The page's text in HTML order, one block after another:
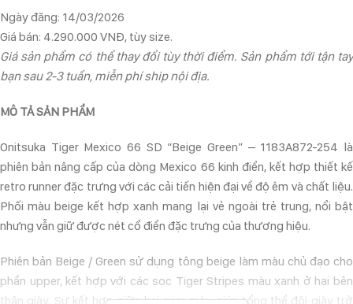
Ngày đăng: 14/03/2026
Giá bán: 4.290.000 VNĐ, tùy size.
Giá sản phẩm có thể thay đổi tùy thời điểm. Sản phẩm tới tận tay
bạn sau 2-3 tuần, miễn phí ship nội địa.
MÔ TẢ SẢN PHẨM
Onitsuka Tiger Mexico 66 SD “Beige Green” – 1183A872-254 là
phiên bản nâng cấp của dòng Mexico 66 kinh điển, kết hợp thiết kế
retro runner đặc trưng với các cải tiến hiện đại về độ êm và chất liệu.
Phối màu beige kết hợp xanh mang lại vẻ ngoài trẻ trung, nổi bật
nhưng vẫn giữ được nét cổ điển đặc trưng của thương hiệu.
Phiên bản Beige / Green sử dụng tông beige làm màu chủ đạo cho
phần upper, kết hợp với các sọc Tiger Stripes màu xanh ở hai bên
thân giày. Sự kết hợp giữa hai gam màu giúp tổng thể đôi giày trở